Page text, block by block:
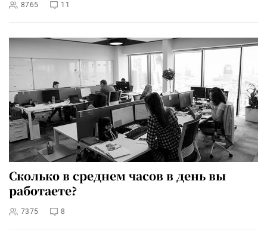
8765 11
Сколько в среднем часов в день вы
работаете?
7375 8